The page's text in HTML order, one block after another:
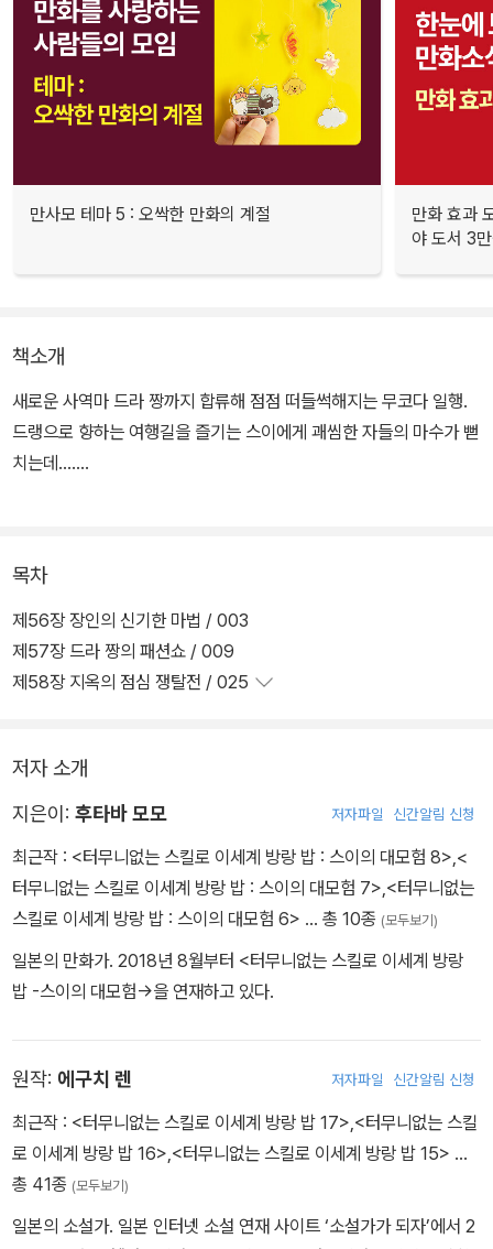
만사모 테마 5 : 오싹한 만화의 계절
만화 효과
야 도서 3
책소개
새로운 사역마 드라 짱까지 합류해 점점 떠들썩해지는 무코다 일행.
드랭으로 향하는 여행길을 즐기는 스이에게 괘씸한 자들의 마수가 뻗
치는데…….
목차
제56장 장인의 신기한 마법 / 003
제57장 드라 짱의 패션쇼 / 009
제58장 지옥의 점심 쟁탈전 / 025
저자 소개
지은이: 후타바 모모 저자파일 신간알림 신청
최근작 : <터무니없는 스킬로 이세계 방랑 밥 : 스이의 대모험 8> <
터무니없는 스킬로 이세계 방랑 밥 : 스이의 대모험 7> <터무니없는
스킬로 이세계 방랑 밥 : 스이의 대모험 6> … 총 10종 (모두보기)
일본의 만화가. 2018년 8월부터 <터무니없는 스킬로 이세계 방랑
밥 -스이의 대모험->을 연재하고 있다.
원작: 에구치 렌 저자파일 신간알림 신청
최근작 : <터무니없는 스킬로 이세계 방랑 밥 17> <터무니없는 스킬
로 이세계 방랑 밥 16> <터무니없는 스킬로 이세계 방랑 밥 15> …
총 41종 (모두보기)
일본의 소설가. 일본 인터넷 소설 연재 사이트 ‘소설가가 되자’에서 2